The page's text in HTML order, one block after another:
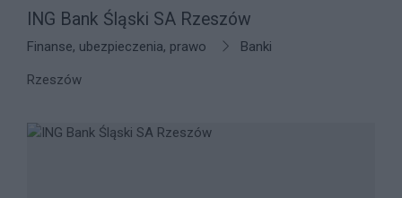
ING Bank Śląski SA Rzeszów
Finanse, ubezpieczenia, prawo Banki
Rzeszów